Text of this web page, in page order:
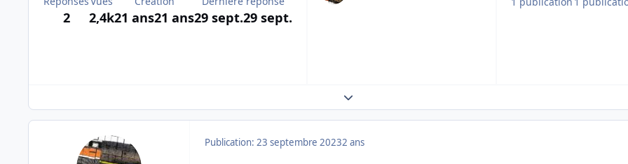
2 2,4k21 ans21 ans29 sept.29 sept.
Expand topic overview
Publication: 23 septembre 20232 ans